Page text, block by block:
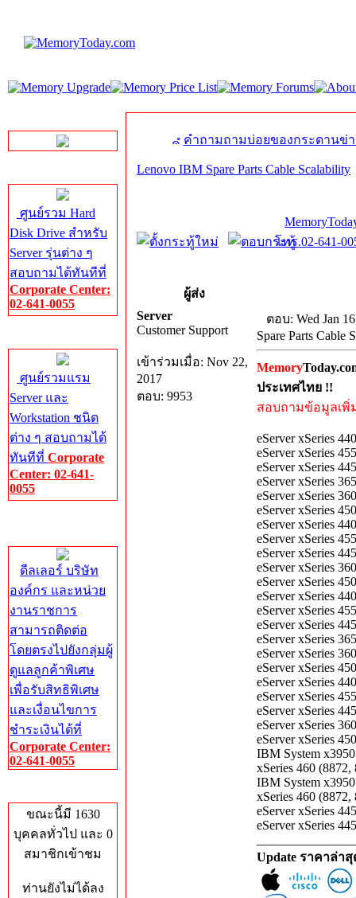
ศูนย์รวม Hard
Disk Drive สำหรับ
Server รุ่นต่าง ๆ
สอบถามได้ทันทีที่
Corporate Center:
02-641-0055
ศูนย์รวมแรม
Server และ
Workstation ชนิด
ต่าง ๆ สอบถามได้
ทันทีที่ Corporate
Center: 02-641-
0055
ดีลเลอร์ บริษัท
องค์กร และหน่วย
งานราชการ
สามารถติดต่อ
โดยตรงไปยังกลุ่มผู้
ดูแลลูกค้าพิเศษ
เพื่อรับสิทธิพิเศษ
และเงื่อนไขการ
ชำระเงินได้ที่
Corporate Center:
02-641-0055
ขณะนี้มี 1630
บุคคลทั่วไป และ 0
สมาชิกเข้าชม
ท่านยังไม่ได้ลง
คำถามถามบ่อยของกระดานข่
Lenovo IBM Spare Parts Cable Scalability
โทร.02-641-
ผู้ส่ง
Server
Customer Support
เข้าร่วมเมื่อ: Nov 22,
2017
ตอบ: 9953
ตอบ: Wed Jan
Spare Parts Cable
Memory
ประเทศไทย !!
สอบถามข้อมูลเพิ่
eServer xSeries
eServer xSeries
eServer xSeries
eServer xSeries
eServer xSeries
eServer xSeries
eServer xSeries
eServer xSeries
eServer xSeries
eServer xSeries
eServer xSeries
eServer xSeries
eServer xSeries
eServer xSeries
eServer xSeries
eServer xSeries
eServer xSeries
eServer xSeries
eServer xSeries
eServer xSeries
eServer xSeries
eServer xSeries
IBM System
xSeries 460
IBM System
xSeries 460
eServer xSeries
eServer xSeries
Update ราคาล่า